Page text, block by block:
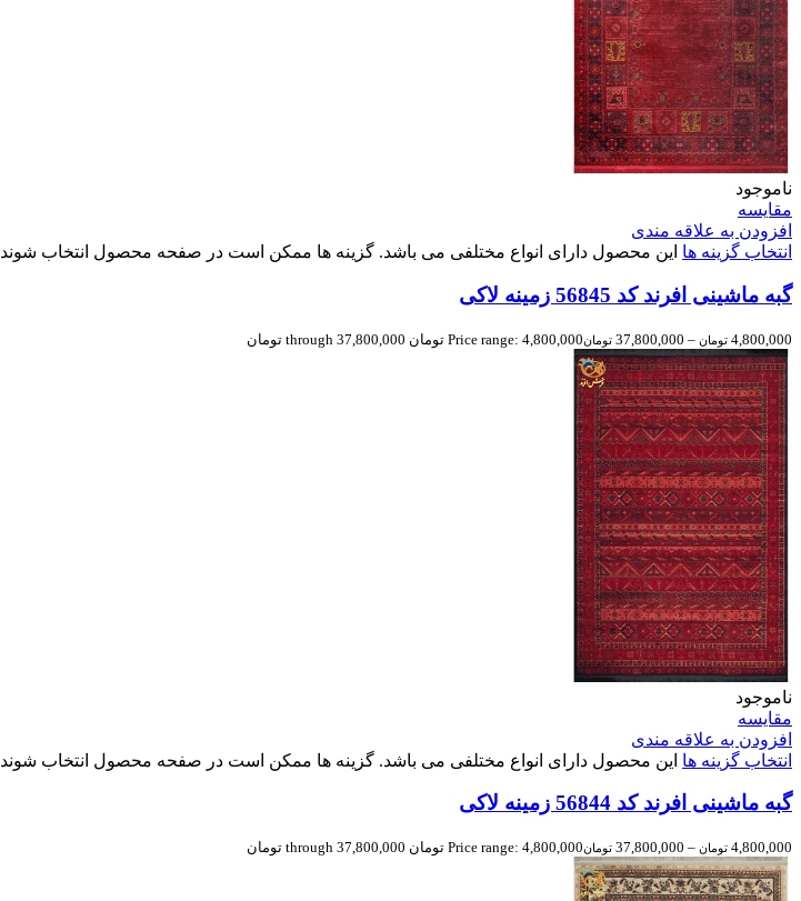
ناموجود
مقایسه
افزودن به علاقه مندی
انتخاب گزینه ها این محصول دارای انواع مختلفی می باشد. گزینه ها ممکن است در صفحه محصول انتخاب شوند
گبه ماشینی افرند کد 56845 زمینه لاکی
4,800,000 تومان –
37,800,000 تومانPrice range: 4,800,000 تومان through 37,800,000 تومان
ناموجود
مقایسه
افزودن به علاقه مندی
انتخاب گزینه ها این محصول دارای انواع مختلفی می باشد. گزینه ها ممکن است در صفحه محصول انتخاب شوند
گبه ماشینی افرند کد 56844 زمینه لاکی
4,800,000 تومان –
37,800,000 تومانPrice range: 4,800,000 تومان through 37,800,000 تومان